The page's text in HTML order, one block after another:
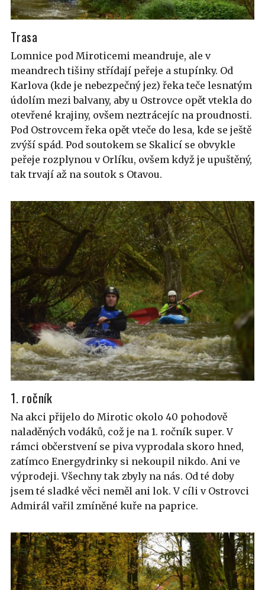
Trasa
Lomnice pod Miroticemi meandruje, ale v
meandrech tišiny střídají peřeje a stupínky. Od
Karlova (kde je nebezpečný jez) řeka teče lesnatým
údolím mezi balvany, aby u Ostrovce opět vtekla do
otevřené krajiny, ovšem neztrácejíc na proudnosti.
Pod Ostrovcem řeka opět vteče do lesa, kde se ještě
zvýší spád. Pod soutokem se Skalicí se obvykle
peřeje rozplynou v Orlíku, ovšem když je upuštěný,
tak trvají až na soutok s Otavou.
1. ročník
Na akci přijelo do Mirotic okolo 40 pohodově
naladěných vodáků, což je na 1. ročník super. V
rámci občerstvení se piva vyprodala skoro hned,
zatímco Energydrinky si nekoupil nikdo. Ani ve
výprodeji. Všechny tak zbyly na nás. Od té doby
jsem té sladké věci neměl ani lok. V cíli v Ostrovci
Admirál vařil zmíněné kuře na paprice.